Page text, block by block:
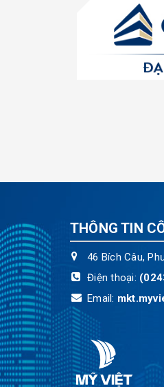
THÔNG TIN
46 Bích Câu,
Điện thoại:
Email: